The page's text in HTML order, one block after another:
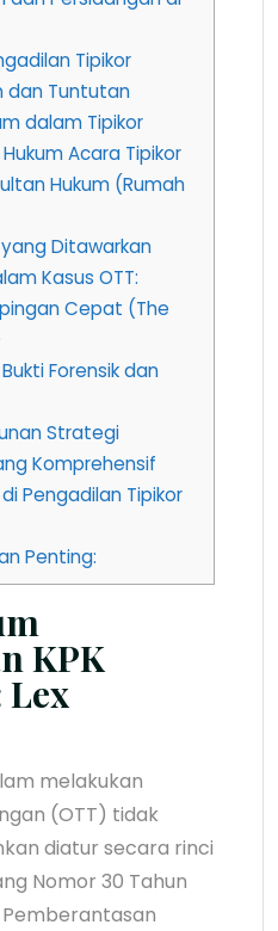
Tipikor
dan Tuntutan
dalam Tipikor
Acara Tipikor
Hukum (Rumah
Ditawarkan
Kasus OTT:
Cepat (The
Forensik dan
Strategi
Komprehensif
Pengadilan Tipikor
Penting:
KPK
Lex
melakukan
(OTT) tidak
diatur secara rinci
Nomor 30 Tahun